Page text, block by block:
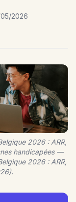
2026
2026 : ARR,
handicapées —
2026 : ARR,